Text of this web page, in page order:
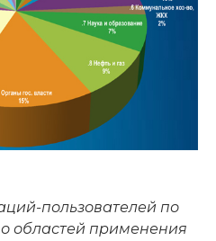
пользователей по
областей применения